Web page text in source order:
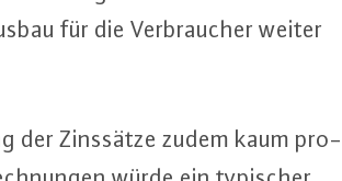
für die Ver­brau­cher weiter
der Zinssätze zudem kaum pro­